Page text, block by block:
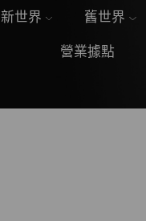
新世界 舊世界
營業據點